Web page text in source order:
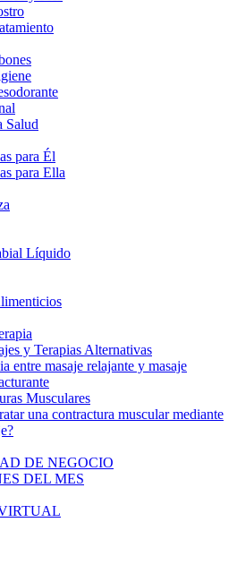
Salud
para Él
para Ella
Líquido
y Terapias Alternativas
entre masaje relajante y masaje
Musculares
una contractura muscular mediante
DE NEGOCIO
DEL MES